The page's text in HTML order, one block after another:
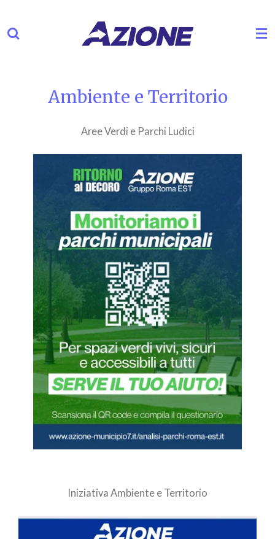
al
contenuto
Ambiente e Territorio
Aree Verdi e Parchi Ludici
Iniziativa Ambiente e Territorio